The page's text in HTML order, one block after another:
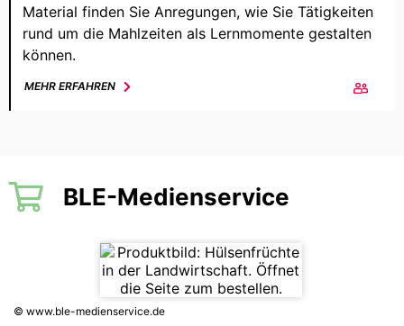
Material finden Sie Anregungen, wie Sie Tätigkeiten
rund um die Mahlzeiten als Lernmomente gestalten
können.
MEHR ERFAHREN
BLE-Medienservice
© www.ble-medienservice.de